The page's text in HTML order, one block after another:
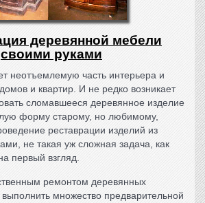
деревянной мебели
своими руками
неотъемлемую часть интерьера и
и квартир. И не редко возникает
сломавшееся деревянное изделие
форму старому, но любимому,
реставрации изделий из
не такая уж сложная задача, как
первый взгляд.
ремонтом деревянных
множество предварительной